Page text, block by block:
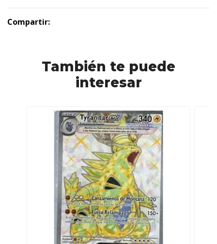
Compartir:
También te puede
interesar